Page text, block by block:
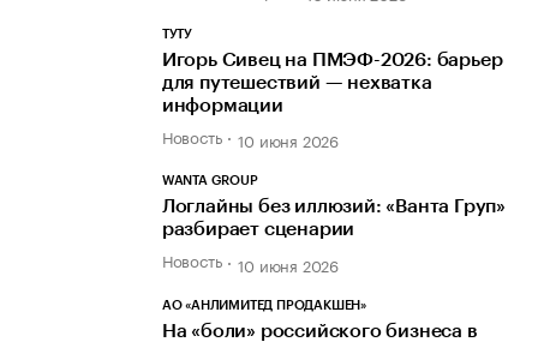
ТУТУ
Игорь Сивец на ПМЭФ-2026: барьер
для путешествий — нехватка
информации
Новость 10 июня 2026
WANTA GROUP
Логлайны без иллюзий: «Ванта Груп»
разбирает сценарии
Новость 10 июня 2026
АО «АНЛИМИТЕД ПРОДАКШЕН»
На «боли» российского бизнеса в